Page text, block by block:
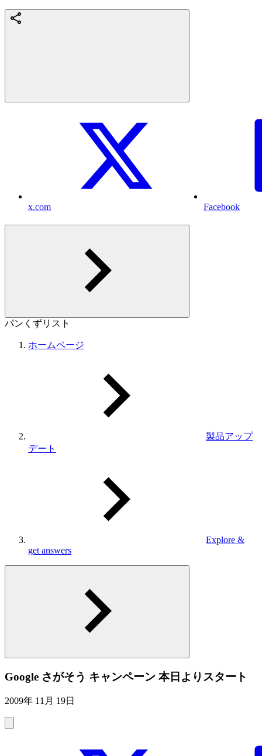
x.com Facebook
パンくずリスト
ホームページ
製品アップ
デート
Explore &
get answers
Google さがそう キャンペーン 本日よりスタート
2009年 11月 19日